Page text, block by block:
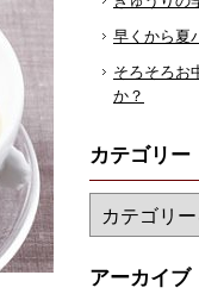
早くから夏
そろそろお
か？
カテゴリー
アーカイブ